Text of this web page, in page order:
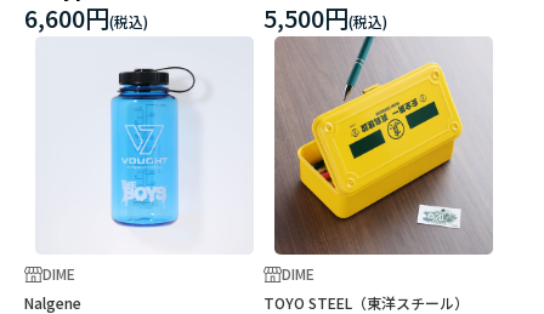
6,600円
ーベルト
5,500円
DIME
Nalgene
DIME
TOYO STEEL（東洋スチール）